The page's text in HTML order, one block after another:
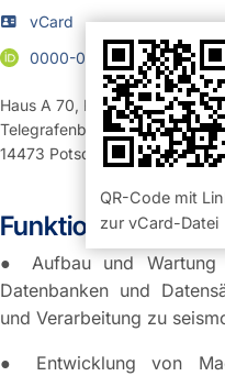
vCard
QR-Code mit
zur vCard-Datei
0000-0001-9133-1750
Haus A 70, Raum 206 (Büro)
Telegrafenberg
14473 Potsdam
Funktion und
● Aufbau und Wartung
Datenbanken und
und Verarbeitung zu
● Entwicklung von